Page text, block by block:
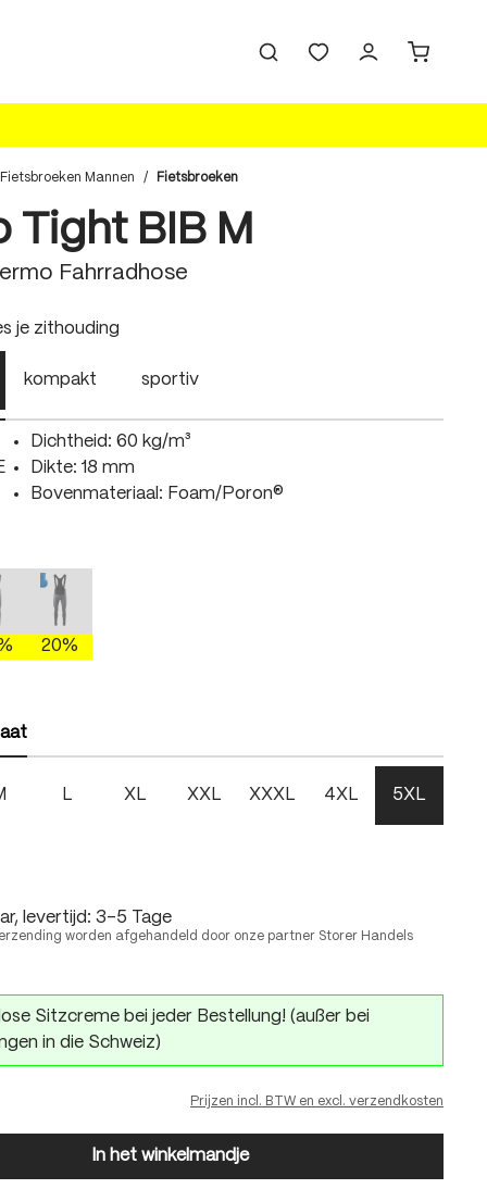
Fietsbroeken Mannen / Fietsbroeken
Tight BIB M
Fahrradhose
je zithouding
kompakt sportiv
Dichtheid: 60 kg/m³
Dikte: 18 mm
Bovenmateriaal: Foam/Poron®
brightgreen
momenteel niet beschikbaar.)
gray/fire
optie is momenteel niet beschikbaar.)
mercury gray/skydiver
(Deze optie is momenteel niet beschikbaar.)
20%
L XL XXL XXXL 4XL 5XL
levertijd: 3-5 Tage
worden afgehandeld door onze partner Storer Handels
Sitzcreme bei jeder Bestellung! (außer bei
in die Schweiz)
Prijzen incl. BTW en excl. verzendkosten
In het winkelmandje